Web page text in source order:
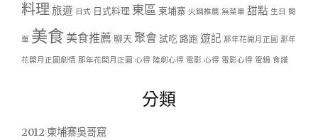
料理旅遊 日式 日式料理 東區 柬埔寨 火鍋推薦 無菜單 甜點 生日 簡
單 美食 美食推薦 聊天 聚會試吃 路跑遊記 那年花開月正圓 那年
花開月正圓劇情 那年花開月正圓 心得 陸劇心得 電影 心得 電影心得 電鍋 食譜
分類
2012 柬埔寨吳哥窟